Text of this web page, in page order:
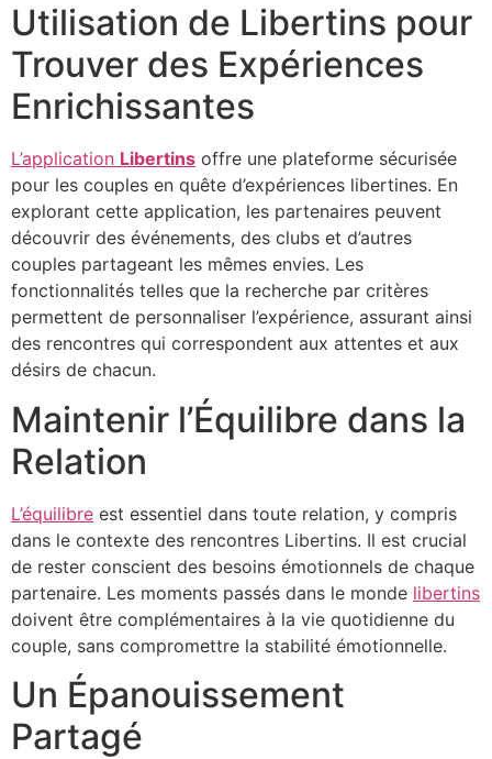
Utilisation de Libertins pour
Trouver des Expériences
Enrichissantes
L’application Libertins offre une plateforme sécurisée
pour les couples en quête d’expériences libertines. En
explorant cette application, les partenaires peuvent
découvrir des événements, des clubs et d’autres
couples partageant les mêmes envies. Les
fonctionnalités telles que la recherche par critères
permettent de personnaliser l’expérience, assurant ainsi
des rencontres qui correspondent aux attentes et aux
désirs de chacun.
Maintenir l’Équilibre dans la
Relation
L’équilibre est essentiel dans toute relation, y compris
dans le contexte des rencontres Libertins. Il est crucial
de rester conscient des besoins émotionnels de chaque
partenaire. Les moments passés dans le monde libertins
doivent être complémentaires à la vie quotidienne du
couple, sans compromettre la stabilité émotionnelle.
Un Épanouissement
Partagé